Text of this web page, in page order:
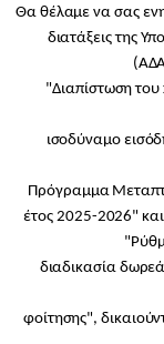
Θα θέλαμε να σας
διατάξεις της
"Διαπίστωση του
ισοδύναμο
Πρόγραμμα
έτος 2025-2026"
διαδικασία
φοίτησης",